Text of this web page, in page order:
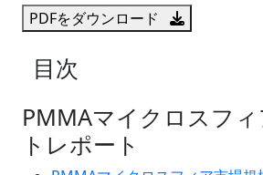
PDFをダウンロード
目次
PMMAマイクロスフ
トレポート